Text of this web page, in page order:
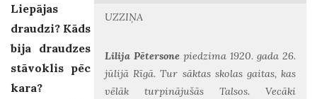
UZZIŅA
Lilija Pētersone piedzima 1920. gada 26.
jūlijā Rīgā. Tur sāktas skolas gaitas, kas
vēlāk turpinājušās Talsos. Vecāki
Liepājas
draudzi? Kāds
bija draudzes
stāvoklis pēc
kara?